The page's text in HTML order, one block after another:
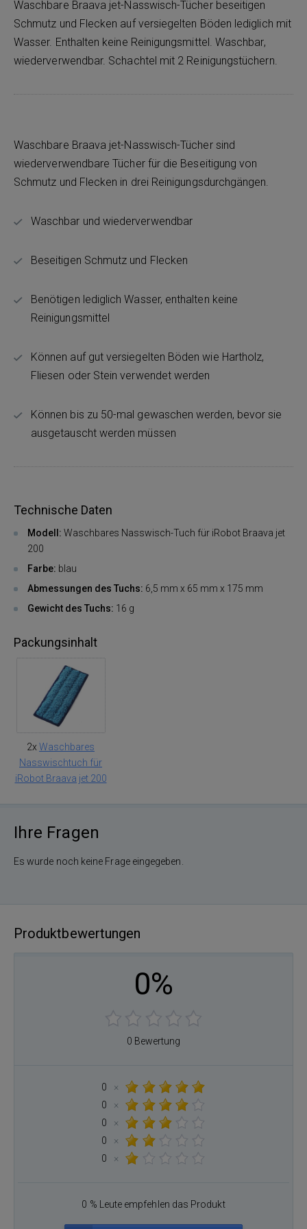
Waschbare Braava jet-Nasswisch-Tücher beseitigen
Schmutz und Flecken auf versiegelten Böden lediglich mit
Wasser. Enthalten keine Reinigungsmittel. Waschbar,
wiederverwendbar. Schachtel mit 2 Reinigungstüchern.
Waschbare Braava jet-Nasswisch-Tücher sind
wiederverwendbare Tücher für die Beseitigung von
Schmutz und Flecken in drei Reinigungsdurchgängen.
Waschbar und wiederverwendbar
Beseitigen Schmutz und Flecken
Benötigen lediglich Wasser, enthalten keine
Reinigungsmittel
Können auf gut versiegelten Böden wie Hartholz,
Fliesen oder Stein verwendet werden
Können bis zu 50-mal gewaschen werden, bevor sie
ausgetauscht werden müssen
Technische Daten
Modell: Waschbares Nasswisch-Tuch für iRobot Braava jet
200
Farbe: blau
Abmessungen des Tuchs: 6,5 mm x 65 mm x 175 mm
Gewicht des Tuchs: 16 g
Packungsinhalt
2x Waschbares
Nasswischtuch für
iRobot Braava jet 200
Ihre Fragen
Es wurde noch keine Frage eingegeben.
Produktbewertungen
0%
0 Bewertung
0
×
0
×
0
×
0
×
0
×
0 % Leute empfehlen das Produkt